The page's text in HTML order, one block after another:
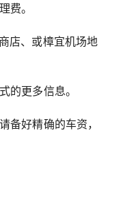
费。
店、或樟宜机场地
的更多信息。
备好精确的车资，